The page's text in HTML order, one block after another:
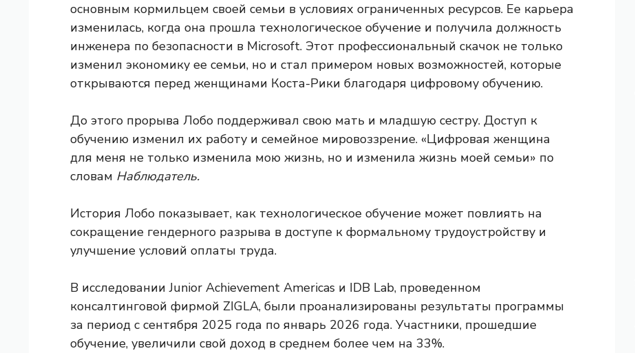
основным кормильцем своей семьи в условиях ограниченных ресурсов. Ее карьера
изменилась, когда она прошла технологическое обучение и получила должность
инженера по безопасности в Microsoft. Этот профессиональный скачок не только
изменил экономику ее семьи, но и стал примером новых возможностей, которые
открываются перед женщинами Коста-Рики благодаря цифровому обучению.
До этого прорыва Лобо поддерживал свою мать и младшую сестру. Доступ к
обучению изменил их работу и семейное мировоззрение. «Цифровая женщина
для меня не только изменила мою жизнь, но и изменила жизнь моей семьи» по
словам Наблюдатель.
История Лобо показывает, как технологическое обучение может повлиять на
сокращение гендерного разрыва в доступе к формальному трудоустройству и
улучшение условий оплаты труда.
В исследовании Junior Achievement Americas и IDB Lab, проведенном
консалтинговой фирмой ZIGLA, были проанализированы результаты программы
за период с сентября 2025 года по январь 2026 года. Участники, прошедшие
обучение, увеличили свой доход в среднем более чем на 33%.